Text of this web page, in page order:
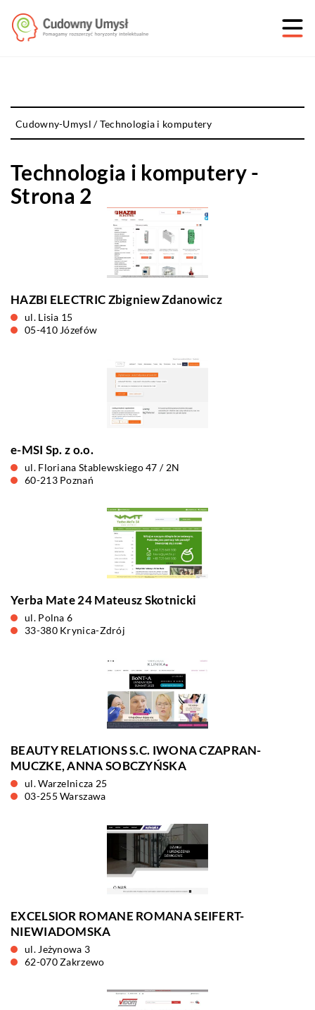
Cudowny-Umysl /Technologia i komputery
Technologia i komputery -
Strona 2
HAZBI ELECTRIC Zbigniew Zdanowicz
ul. Lisia 15
05-410 Józefów
e-MSI Sp. z o.o.
ul. Floriana Stablewskiego 47 / 2N
60-213 Poznań
Yerba Mate 24 Mateusz Skotnicki
ul. Polna 6
33-380 Krynica-Zdrój
BEAUTY RELATIONS S.C. IWONA CZAPRAN-
MUCZKE, ANNA SOBCZYŃSKA
ul. Warzelnicza 25
03-255 Warszawa
EXCELSIOR ROMANE ROMANA SEIFERT-
NIEWIADOMSKA
ul. Jeżynowa 3
62-070 Zakrzewo